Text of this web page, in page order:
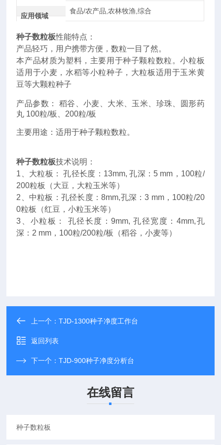
应用领域
食品/农产品,农林牧渔,综合
种子数粒板性能特点：
产品轻巧，用户携带方便，数粒一目了然。
本产品材质为塑料，主要用于种子颗粒数粒。小粒板
适用于小麦，水稻等小粒种子，大粒板适用于玉米黄
豆等大颗粒种子
产品参数： 稻谷、小麦、大米、玉米、珍珠、圆形药
丸 100粒/板、200粒/板
主要用途：适用于种子颗粒数粒。
种子数粒板技术说明：
1、大粒板： 孔径长度：13mm, 孔深：5 mm，100粒/
200粒板（大豆，大粒玉米等）
2、中粒板：孔径长度：8mm,孔深：3 mm， 100粒/20
0粒板（红豆，小粒玉米等）
3、小粒板： 孔径长度：9mm, 孔径宽度：4mm,孔
深：2 mm， 100粒/200粒/板（稻谷，小麦等）
上一个：TJD-1300种子净度工作台
返回列表
下一个：TJD-900种子净度分析台
在线留言